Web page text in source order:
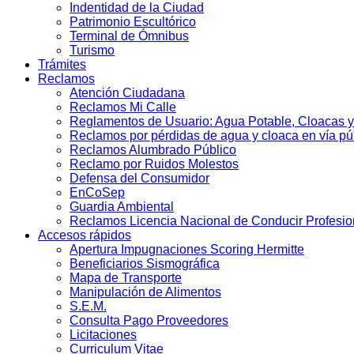
Indentidad de la Ciudad
Patrimonio Escultórico
Terminal de Ómnibus
Turismo
Trámites
Reclamos
Atención Ciudadana
Reclamos Mi Calle
Reglamentos de Usuario: Agua Potable, Cloacas
Reclamos por pérdidas de agua y cloaca en vía
Reclamos Alumbrado Público
Reclamo por Ruidos Molestos
Defensa del Consumidor
EnCoSep
Guardia Ambiental
Reclamos Licencia Nacional de Conducir
Accesos rápidos
Apertura Impugnaciones Scoring Hermitte
Beneficiarios Sismográfica
Mapa de Transporte
Manipulación de Alimentos
S.E.M.
Consulta Pago Proveedores
Licitaciones
Curriculum Vitae